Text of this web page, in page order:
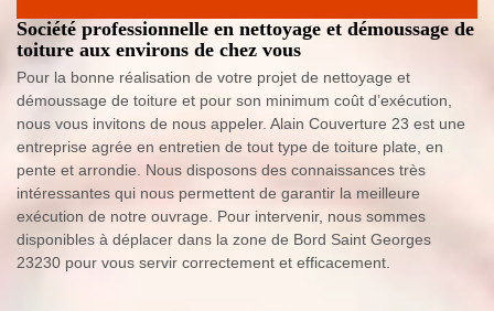
Société professionnelle en nettoyage et démoussage de
toiture aux environs de chez vous
Pour la bonne réalisation de votre projet de nettoyage et
démoussage de toiture et pour son minimum coût d’exécution,
nous vous invitons de nous appeler. Alain Couverture 23 est une
entreprise agrée en entretien de tout type de toiture plate, en
pente et arrondie. Nous disposons des connaissances très
intéressantes qui nous permettent de garantir la meilleure
exécution de notre ouvrage. Pour intervenir, nous sommes
disponibles à déplacer dans la zone de Bord Saint Georges
23230 pour vous servir correctement et efficacement.